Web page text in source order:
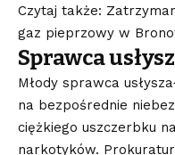
Czytaj także:
gaz pieprzowy w
Sprawca
Młody sprawca
na bezpośrednie
ciężkiego uszczerbku
narkotyków.